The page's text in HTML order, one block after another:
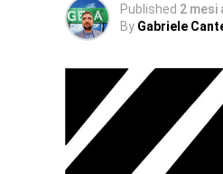
Published 2 mesi
By Gabriele